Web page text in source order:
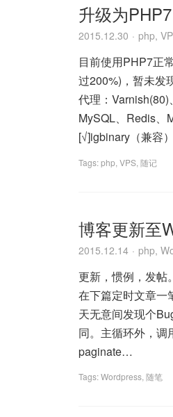
升级为PHP7
2015.12.30 php,
目前使用PHP7正
过200%)，暂未发
代理：
MySQL、Redis、
[√]igbinary（兼容
Tags:php VPS 随记
博客更新至
2015.12.14 php,
更新，惯例，发帖
在下篇定时文章一
天无意间发现个
同。主循环外，调
paginate…
Tags:Wordpress 随笔